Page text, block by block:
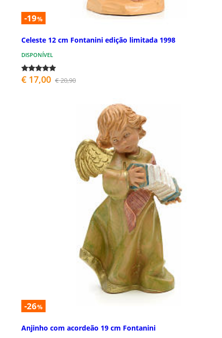
-19%
Celeste 12 cm Fontanini edição limitada 1998
DISPONÍVEL
€ 17,00 € 20,90
-26%
Anjinho com acordeão 19 cm Fontanini